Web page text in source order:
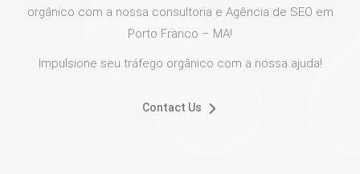
orgânico com a nossa consultoria e Agência de SEO em
Porto Franco – MA!
Impulsione seu tráfego orgânico com a nossa ajuda!
Contact Us